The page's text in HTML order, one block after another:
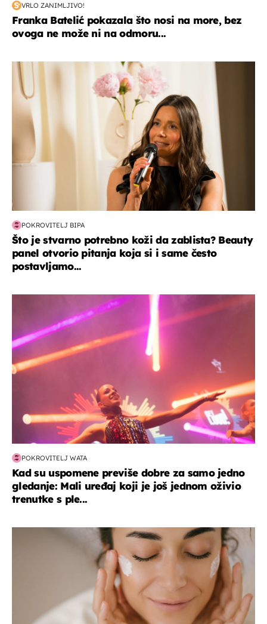
VRLO ZANIMLJIVO!
Franka Batelić pokazala što nosi na more, bez
ovoga ne može ni na odmoru...
moda & ljepota
POKROVITELJ BIPA
Što je stvarno potrebno koži da zablista? Beauty
panel otvorio pitanja koja si i same često
postavljamo...
POKROVITELJ WATA
Kad su uspomene previše dobre za samo jedno
gledanje: Mali uređaj koji je još jednom oživio
trenutke s ple...
moda & ljepota